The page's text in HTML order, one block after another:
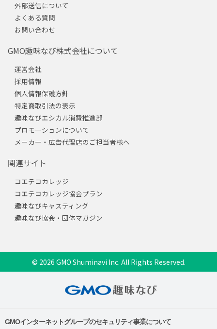
外部送信について
よくある質問
お問い合わせ
GMO趣味なび株式会社について
運営会社
採用情報
個人情報保護方針
特定商取引法の表示
趣味なびエシカル消費推進部
プロモーションについて
メーカー・広告代理店のご担当者様へ
関連サイト
コエテコカレッジ
コエテコカレッジ協会プラン
趣味なびキャスティング
趣味なび協会・団体マガジン
© 2026 GMO Shuminavi Inc. All Rights Reserved.